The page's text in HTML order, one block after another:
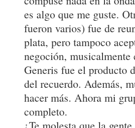
es algo que me guste.
fueron varios) fue de
plata, pero tampoco
negoción, musicalmente
Generis fue el producto
del recuerdo. Además,
hacer más. Ahora mi
completo.